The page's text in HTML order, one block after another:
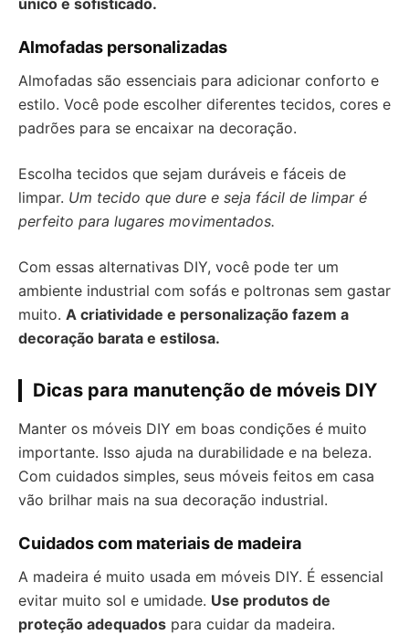
único e sofisticado.
Almofadas personalizadas
Almofadas são essenciais para adicionar conforto e
estilo. Você pode escolher diferentes tecidos, cores e
padrões para se encaixar na decoração.
Escolha tecidos que sejam duráveis e fáceis de
limpar. Um tecido que dure e seja fácil de limpar é
perfeito para lugares movimentados.
Com essas alternativas DIY, você pode ter um
ambiente industrial com sofás e poltronas sem gastar
muito. A criatividade e personalização fazem a
decoração barata e estilosa.
Dicas para manutenção de móveis DIY
Manter os móveis DIY em boas condições é muito
importante. Isso ajuda na durabilidade e na beleza.
Com cuidados simples, seus móveis feitos em casa
vão brilhar mais na sua decoração industrial.
Cuidados com materiais de madeira
A madeira é muito usada em móveis DIY. É essencial
evitar muito sol e umidade. Use produtos de
proteção adequados para cuidar da madeira.